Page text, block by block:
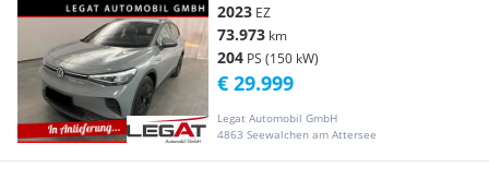
2023 EZ
73.973 km
204 PS (150 kW)
Legat Automobil GmbH
4863 Seewalchen am Attersee
€ 29.999